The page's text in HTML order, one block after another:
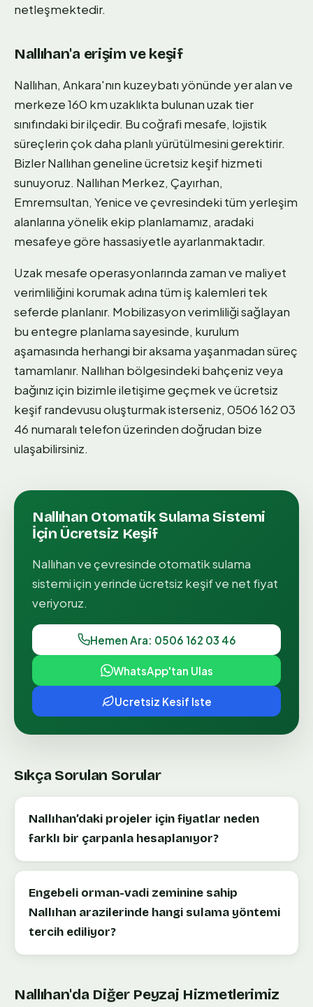
netleşmektedir.
Nallıhan'a erişim ve keşif
Nallıhan, Ankara'nın kuzeybatı yönünde yer alan ve
merkeze 160 km uzaklıkta bulunan uzak tier
sınıfındaki bir ilçedir. Bu coğrafi mesafe, lojistik
süreçlerin çok daha planlı yürütülmesini gerektirir.
Bizler Nallıhan geneline ücretsiz keşif hizmeti
sunuyoruz. Nallıhan Merkez, Çayırhan,
Emremsultan, Yenice ve çevresindeki tüm yerleşim
alanlarına yönelik ekip planlamamız, aradaki
mesafeye göre hassasiyetle ayarlanmaktadır.
Uzak mesafe operasyonlarında zaman ve maliyet
verimliliğini korumak adına tüm iş kalemleri tek
seferde planlanır. Mobilizasyon verimliliği sağlayan
bu entegre planlama sayesinde, kurulum
aşamasında herhangi bir aksama yaşanmadan süreç
tamamlanır. Nallıhan bölgesindeki bahçeniz veya
bağınız için bizimle iletişime geçmek ve ücretsiz
keşif randevusu oluşturmak isterseniz, 0506 162 03
46 numaralı telefon üzerinden doğrudan bize
ulaşabilirsiniz.
Nallıhan Otomatik Sulama Sistemi
İçin Ücretsiz Keşif
Nallıhanve çevresindeotomatik sulama
sistemiiçin yerinde ücretsiz keşif ve net fiyat
veriyoruz.
Hemen Ara: 0506 162 03 46
WhatsApp'tan Ulas
Ucretsiz Kesif Iste
Sıkça Sorulan Sorular
Nallıhan’daki projeler için fiyatlar neden
farklı bir çarpanla hesaplanıyor?
Engebeli orman-vadi zeminine sahip
Nallıhan arazilerinde hangi sulama yöntemi
tercih ediliyor?
Nallıhan'da Diğer Peyzaj Hizmetlerimiz